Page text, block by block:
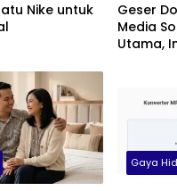
Nike untuk
Geser
Media
Utama,
Gaya